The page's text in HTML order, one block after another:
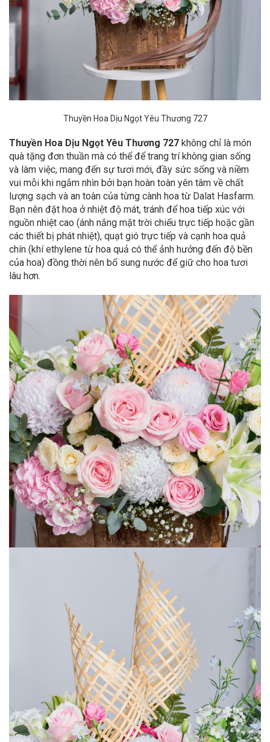
Thuyền Hoa Dịu Ngọt Yêu Thương 727
Thuyền Hoa Dịu Ngọt Yêu Thương 727 không chỉ là món
quà tặng đơn thuần mà có thể để trang trí không gian sống
và làm việc, mang đến sự tươi mới, đầy sức sống và niềm
vui mỗi khi ngắm nhìn bởi bạn hoàn toàn yên tâm về chất
lượng sạch và an toàn của từng cành hoa từ Dalat Hasfarm.
Bạn nên đặt hoa ở nhiệt độ mát, tránh để hoa tiếp xúc với
nguồn nhiệt cao (ánh nắng mặt trời chiếu trực tiếp hoặc gần
các thiết bị phát nhiệt), quạt gió trực tiếp và cạnh hoa quả
chín (khí ethylene từ hoa quả có thể ảnh hưởng đến độ bền
của hoa) đồng thời nên bổ sung nước để giữ cho hoa tươi
lâu hơn.